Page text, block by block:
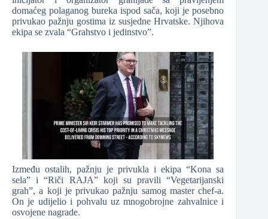
domaćeg polaganog bureka ispod sača, koji je posebno
privukao pažnju gostima iz susjedne Hrvatske. Njihova
ekipa se zvala “Grahstvo i jedinstvo”.
Između ostalih, pažnju je privukla i ekipa “Kona sa
sela” i “Riči RAJA” koji su pravili “Vegetarijanski
grah”, a koji je privukao pažnju samog master chef-a.
On je udijelio i pohvalu uz mnogobrojne zahvalnice i
osvojene nagrade.